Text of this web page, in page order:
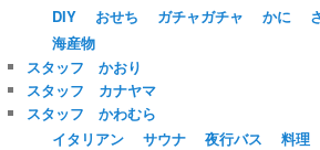
DIY
おせち ガチャガチャ かに
海産物
スタッフ かおり
スタッフ カナヤマ
スタッフ かわむら
イタリアン
サウナ 夜行バス 料理